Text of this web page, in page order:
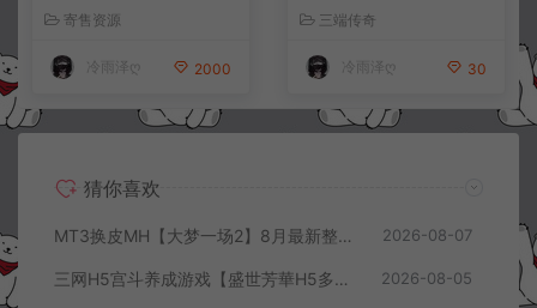
服务端+前后端全套源码+CD
K授权后台+安卓苹果双端
+详细搭建教程+视频教程
寄售资源
冷雨泽ღ 2000
安卓+详细搭建教程
三端传奇
冷雨泽ღ 30
猜你喜欢
MT3换皮MH【大梦一场2】8月最新整理Linux手工服务端+源码+管理后台+安卓苹果双端+详细搭建教程+视频教程 2026-08-07
三网H5宫斗养成游戏【盛世芳華H5多区跨服代金券内购优化版】8月最新整理Linux手工服务端+CDK授权后台+全资源安卓+详细搭建教程+视频教程 2026-08-05